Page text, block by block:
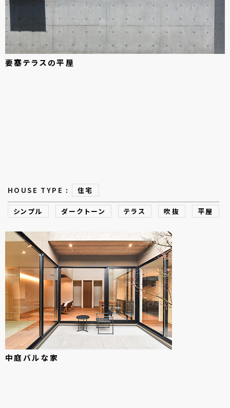
要塞テラスの平屋
HOUSE TYPE : 住宅
シンプル ダークトーン テラス 吹抜 平屋
中庭バルな家